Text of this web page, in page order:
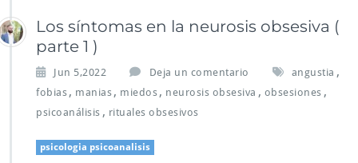
Los síntomas en la neurosis obsesiva (
parte 1 )
Jun 5,2022 Deja un comentario angustia ,
fobias , manias , miedos , neurosis obsesiva , obsesiones ,
psicoanálisis , rituales obsesivos
psicologia psicoanalisis